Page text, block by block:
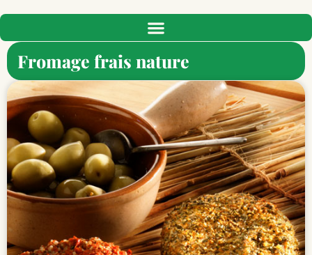
Fromage frais nature